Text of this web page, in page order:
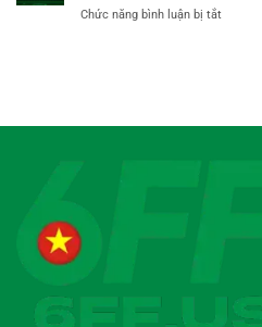
Bạn
Đảm
Viên
Chức năng bình luận bị tắtở
–